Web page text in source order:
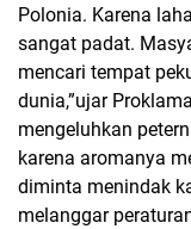
Polonia. Karena
sangat padat.
mencari tempat
dunia,”ujar
mengeluhkan
karena aromanya
diminta menindak
melanggar